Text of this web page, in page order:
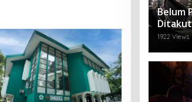
Belum
1922 Views